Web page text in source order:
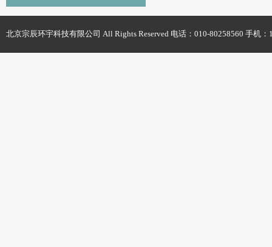
北京宗辰环宇科技有限公司 All Rights Reserved 电话：010-80258560 手机